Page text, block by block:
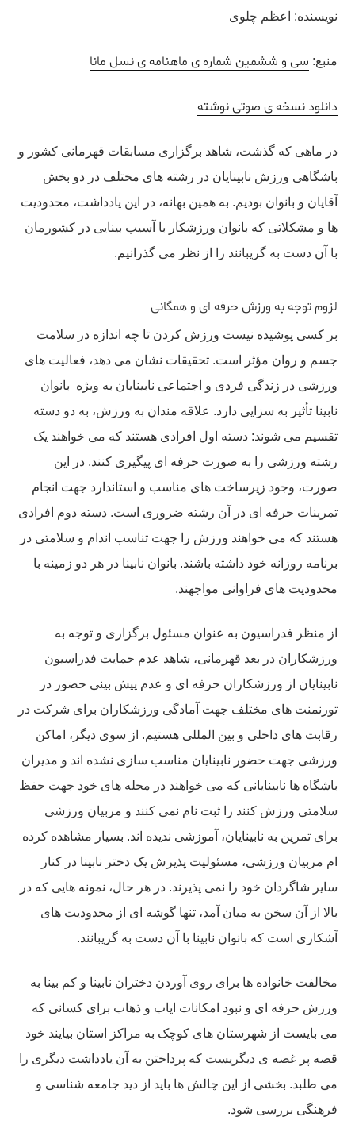
نویسنده: اعظم چلوی
منبع: سی و ششمین شماره ی ماهنامه ی نسل مانا
دانلود نسخه ی صوتی نوشته
در ماهی که گذشت، شاهد برگزاری مسابقات قهرمانی کشور و
باشگاهی ورزش نابینایان در رشته های مختلف در دو بخش
آقایان و بانوان بودیم. به همین بهانه، در این یادداشت، محدودیت
ها و مشکلاتی که بانوان ورزشکار با آسیب بینایی در کشورمان
با آن دست به گریبانند را از نظر می گذرانیم.
لزوم توجه به ورزش حرفه ای و همگانی
بر کسی پوشیده نیست ورزش کردن تا چه اندازه در سلامت
جسم و روان مؤثر است. تحقیقات نشان می دهد، فعالیت های
ورزشی در زندگی فردی و اجتماعی نابینایان به ویژه بانوان
نابینا تأثیر به سزایی دارد. علاقه مندان به ورزش، به دو دسته
تقسیم می شوند: دسته اول افرادی هستند که می خواهند یک
رشته ورزشی را به صورت حرفه ای پیگیری کنند. در این
صورت، وجود زیرساخت های مناسب و استاندارد جهت انجام
تمرینات حرفه ای در آن رشته ضروری است. دسته دوم افرادی
هستند که می خواهند ورزش را جهت تناسب اندام و سلامتی در
برنامه روزانه خود داشته باشند. بانوان نابینا در هر دو زمینه با
محدودیت های فراوانی مواجهند.
از منظر فدراسیون به عنوان مسئول برگزاری و توجه به
ورزشکاران در بعد قهرمانی، شاهد عدم حمایت فدراسیون
نابینایان از ورزشکاران حرفه ای و عدم پيش بينی حضور در
تورنمنت های مختلف جهت آمادگی ورزشکاران برای شرکت در
رقابت های داخلی و بین المللی هستیم. از سوی دیگر، اماکن
ورزشی جهت حضور نابینایان مناسب سازی نشده اند و مدیران
باشگاه ها نابینایانی که می خواهند در محله های خود جهت حفظ
سلامتی ورزش کنند را ثبت نام نمی کنند و مربيان ورزشی
برای تمرین به نابینایان، آموزشی ندیده اند. بسیار مشاهده کرده
ام مربیان ورزشی، مسئولیت پذیرش یک دختر نابینا در کنار
سایر شاگردان خود را نمی پذیرند. در هر حال، نمونه هایی که در
بالا از آن سخن به میان آمد، تنها گوشه ای از محدودیت های
آشکاری است که بانوان نابینا با آن دست به گریبانند.
مخالفت خانواده ها برای روی آوردن دختران نابینا و کم بینا به
ورزش حرفه ای و نبود امکانات ایاب و ذهاب برای کسانی که
می بایست از شهرستان های کوچک به مراکز استان بیایند خود
قصه پر غصه ی دیگریست که پرداختن به آن یادداشت دیگری را
می طلبد. بخشی از این چالش ها باید از دید جامعه شناسی و
فرهنگی بررسی شود.